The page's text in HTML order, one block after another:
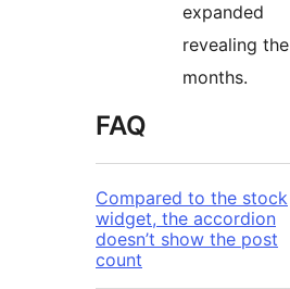
expanded
revealing the
months.
FAQ
Compared to the stock
widget, the accordion
doesn’t show the post
count